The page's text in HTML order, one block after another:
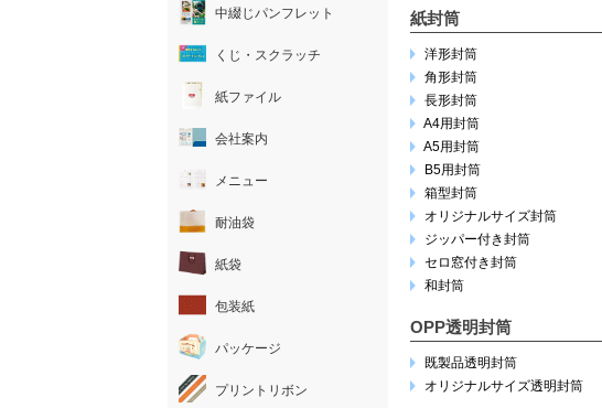
紙封筒
洋形封筒
角形封筒
長形封筒
A4用封筒
A5用封筒
B5用封筒
箱型封筒
オリジナルサイズ封筒
ジッパー付き封筒
セロ窓付き封筒
和封筒
OPP透明封筒
既製品透明封筒
オリジナルサイズ透明封筒
中綴じパンフレット
くじ・スクラッチ
紙ファイル
会社案内
メニュー
耐油袋
紙袋
包装紙
パッケージ
プリントリボン